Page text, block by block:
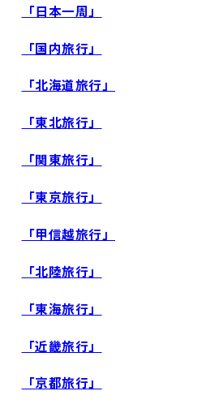
「日本一周」
「国内旅行」
「北海道旅行」
「東北旅行」
「関東旅行」
「東京旅行」
「甲信越旅行」
「北陸旅行」
「東海旅行」
「近畿旅行」
「京都旅行」